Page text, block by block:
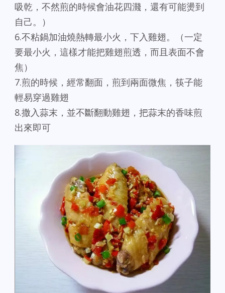
吸乾，不然煎的時候會油花四濺，還有可能燙到
自己。）
6.不粘鍋加油燒熱轉最小火，下入雞翅。（一定
要最小火，這樣才能把雞翅煎透，而且表面不會
焦）
7.煎的時候，經常翻面，煎到兩面微焦，筷子能
輕易穿過雞翅
8.撒入蒜末，並不斷翻動雞翅，把蒜末的香味煎
出來即可